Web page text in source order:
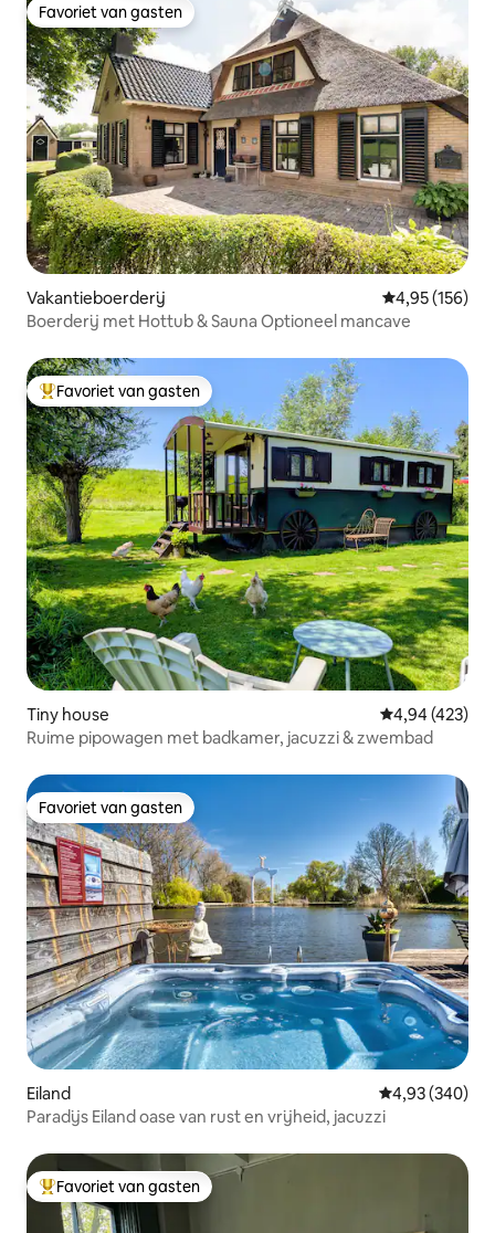
Favoriet van gasten
Favoriet van gasten
Vakantieboerderij Gemiddelde
4,95 (156)
Boerderij met Hottub & Sauna Optioneel mancave
Topfavoriet van gasten
Favoriet van gasten
Tiny house Gemiddelde
4,94 (423)
Ruime pipowagen met badkamer, jacuzzi & zwembad
Favoriet van gasten
Favoriet van gasten
Eiland Gemiddelde
4,93 (340)
Paradijs Eiland oase van rust en vrijheid, jacuzzi
Topfavoriet van gasten
Favoriet van gasten